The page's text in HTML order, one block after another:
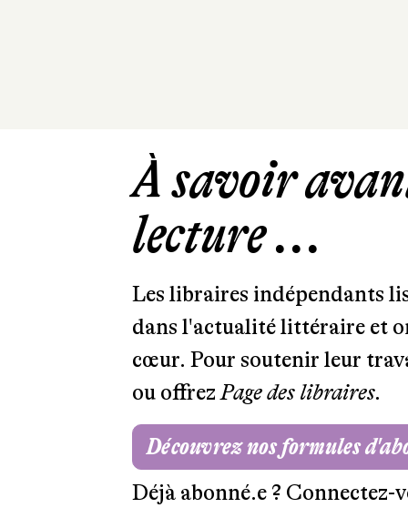
À savoir
lecture ...
Les libraires indépendants
dans l'actualité littéraire et
cœur. Pour soutenir leur
ou offrezPage des libraires.
Découvrez nos formules
Déjà abonné.e ? Connectez-